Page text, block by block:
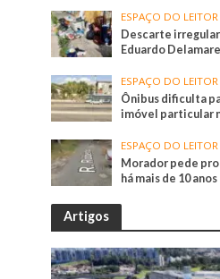
ESPAÇO DO LEITOR
Descarte irregular
Eduardo
ESPAÇO DO LEITOR
Ônibus dificulta
imóvel particular
ESPAÇO DO LEITOR
Morador pede
há mais de 10
Artigos